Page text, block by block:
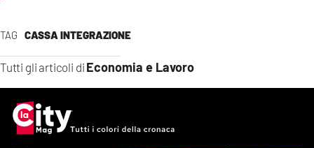
TAG CASSA INTEGRAZIONE
Tutti gli articoli di Economia e Lavoro